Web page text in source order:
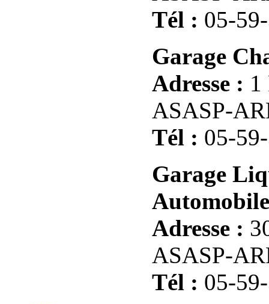
Tél : 05-
Garage
Adresse : 1
ASASP-
Tél : 05-
Garage
Adresse :
ASASP-
Tél : 05-